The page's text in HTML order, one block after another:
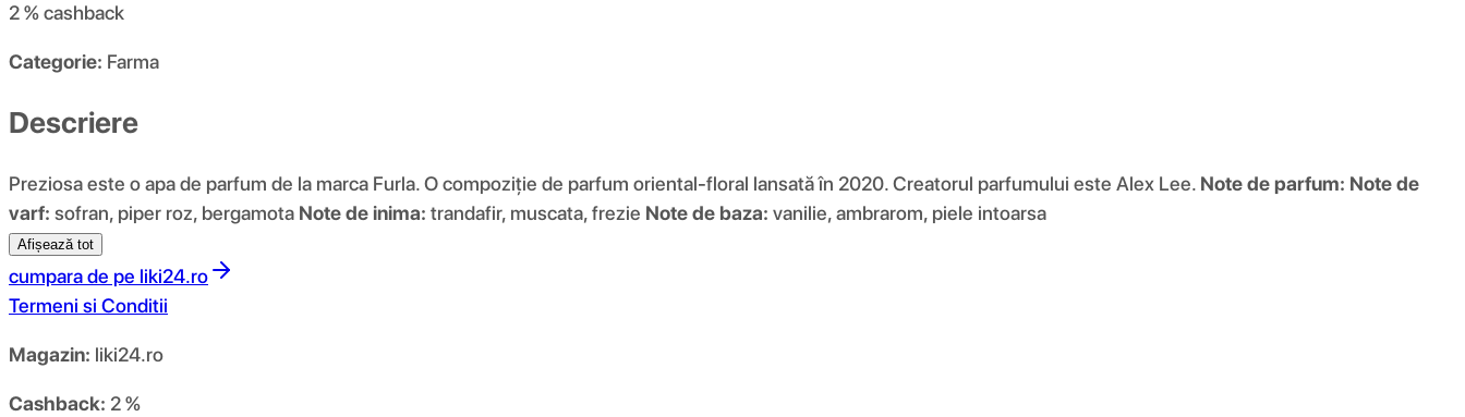
2 %cashback
Categorie: Farma
Descriere
Preziosa este o apa de parfum de la marca Furla. O compoziție de parfum oriental-floral lansată în 2020. Creatorul parfumului este Alex Lee. Note de parfum: Note de
varf: sofran, piper roz, bergamota Note de inima: trandafir, muscata, frezie Note de baza: vanilie, ambrarom, piele intoarsa
Afișează tot
cumpara de pe liki24.ro
Termeni si Conditii
Magazin: liki24.ro
Cashback: 2 %